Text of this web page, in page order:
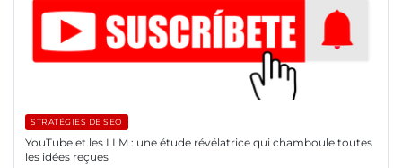
STRATÉGIES DE SEO
YouTube et les LLM : une étude révélatrice qui chamboule toutes
les idées reçues